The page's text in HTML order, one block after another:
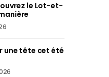
le Lot-et-
une tête cet été